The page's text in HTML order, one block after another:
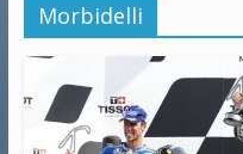
Morbidelli